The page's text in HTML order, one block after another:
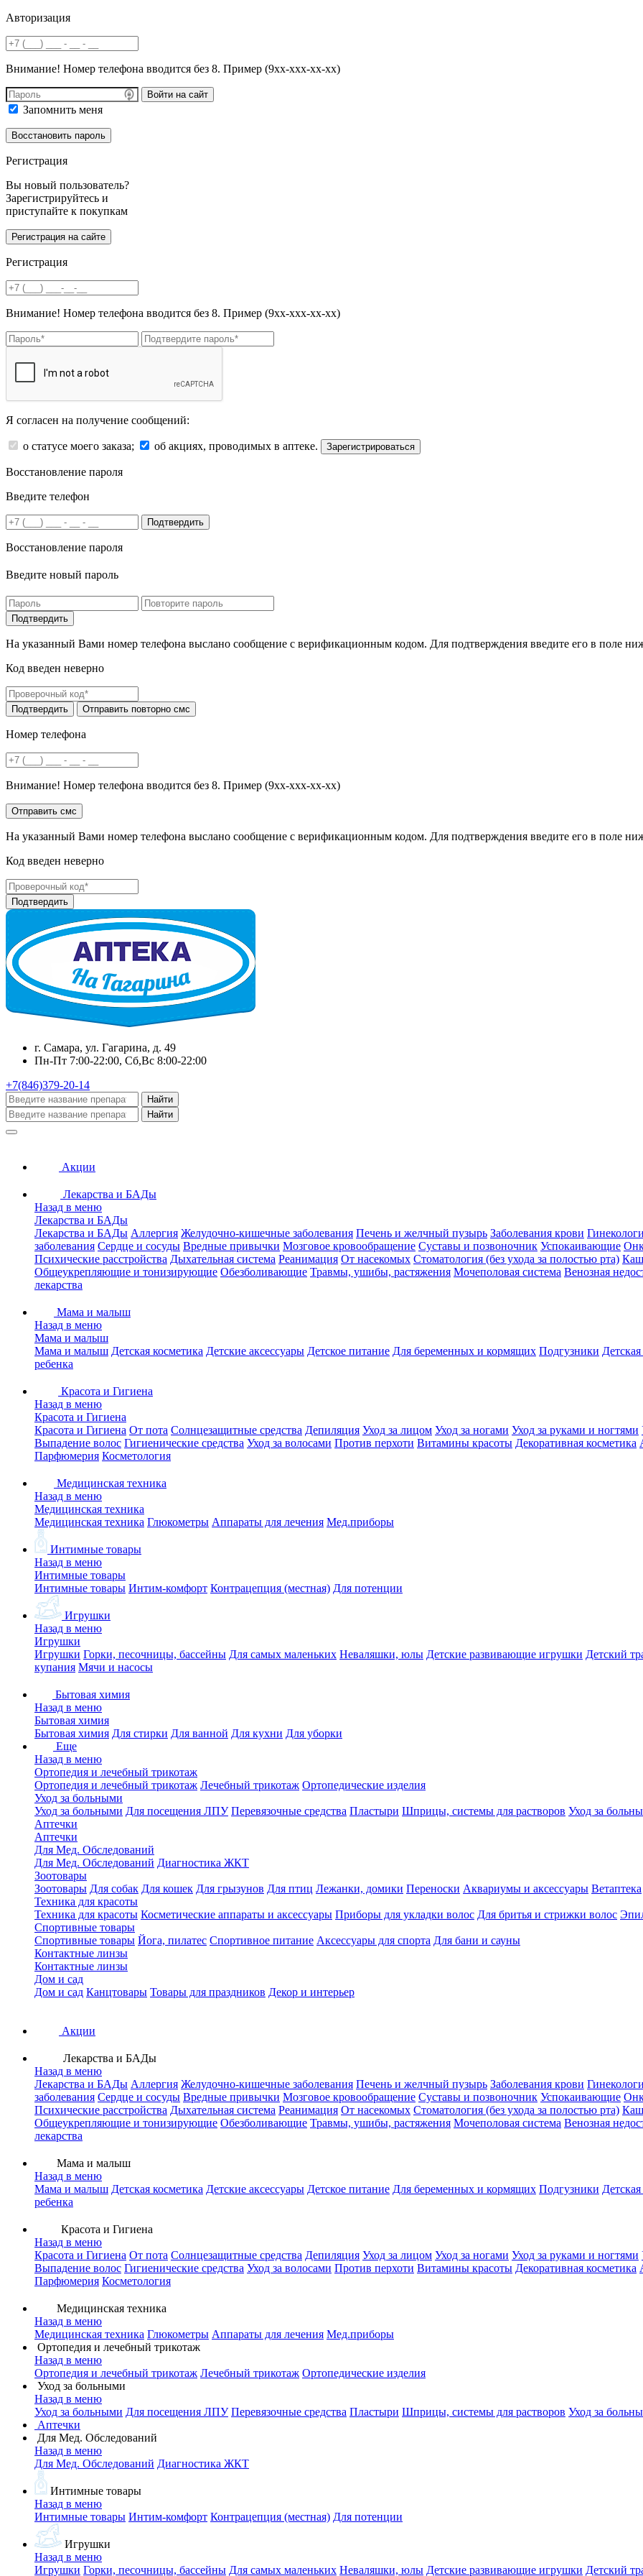
Авторизация
Внимание! Номер телефона вводится без 8. Пример (9хх-ххх-хх-хх)
Войти на сайт
Запомнить меня
Регистрация
Вы новый пользователь?
Зарегистрируйтесь и
приступайте к покупкам
Регистрация
Внимание! Номер телефона вводится без 8. Пример (9хх-ххх-хх-хх)
Я согласен на получение сообщений:
о статусе моего заказа; об акциях, проводимых в аптеке. Зарегистрироваться
Восстановление пароля
Введите телефон
Подтвердить
Восстановление пароля
Введите новый пароль
На указанный Вами номер телефона выслано сообщение с верификационным кодом. Для подтверждения введите его в поле
Код введен неверно
Номер телефона
Внимание! Номер телефона вводится без 8. Пример (9хх-ххх-хх-хх)
На указанный Вами номер телефона выслано сообщение с верификационным кодом. Для подтверждения введите его в поле
Код введен неверно
г. Самара, ул. Гагарина, д. 49
Пн-Пт 7:00-22:00, Сб,Вс 8:00-22:00
+7(846)379-20-14
Найти
Найти
Акции
Лекарства и БАДы
Назад в меню
Лекарства и БАДы
Лекарства и БАДы Аллергия Желудочно-кишечные заболевания Печень и желчный пузырь Заболевания крови
заболевания Сердце и сосуды Вредные привычки Мозговое кровообращение Суставы и позвоночник Успокаивающие
Психические расстройства Дыхательная система Реанимация От насекомых Стоматология (без ухода за полостью рта)
Общеукрепляющие и тонизирующие Обезболивающие Травмы, ушибы, растяжения Мочеполовая система Венозная
лекарства
Мама и малыш
Назад в меню
Мама и малыш
Мама и малыш Детская косметика Детские аксессуары Детское питание Для беременных и кормящих Подгузники
ребенка
Красота и Гигиена
Назад в меню
Красота и Гигиена
Красота и Гигиена От пота Солнцезащитные средства Депиляция Уход за лицом Уход за ногами Уход за руками и ногтями
Выпадение волос Гигиенические средства Уход за волосами Против перхоти Витамины красоты Декоративная косметика
Парфюмерия Косметология
Медицинская техника
Назад в меню
Медицинская техника
Медицинская техника Глюкометры Аппараты для лечения Мед.приборы
Интимные товары
Назад в меню
Интимные товары
Интимные товары Интим-комфорт Контрацепция (местная) Для потенции
Игрушки
Назад в меню
Игрушки
Игрушки Горки, песочницы, бассейны Для самых маленьких Неваляшки, юлы Детские развивающие игрушки Детский
купания Мячи и насосы
Бытовая химия
Назад в меню
Бытовая химия
Бытовая химия Для стирки Для ванной Для кухни Для уборки
Еще
Назад в меню
Ортопедия и лечебный трикотаж
Ортопедия и лечебный трикотаж Лечебный трикотаж Ортопедические изделия
Уход за больными
Уход за больными Для посещения ЛПУ Перевязочные средства Пластыри Шприцы, системы для растворов Уход за
Аптечки
Аптечки
Для Мед. Обследований
Для Мед. Обследований Диагностика ЖКТ
Зоотовары
Зоотовары Для собак Для кошек Для грызунов Для птиц Лежанки, домики Переноски Аквариумы и аксессуары Ветаптека
Техника для красоты
Техника для красоты Косметические аппараты и аксессуары Приборы для укладки волос Для бритья и стрижки волос
Спортивные товары
Спортивные товары Йога, пилатес Спортивное питание Аксессуары для спорта Для бани и сауны
Контактные линзы
Контактные линзы
Дом и сад
Дом и сад Канцтовары Товары для праздников Декор и интерьер
Акции
Лекарства и БАДы
Назад в меню
Лекарства и БАДы Аллергия Желудочно-кишечные заболевания Печень и желчный пузырь Заболевания крови
заболевания Сердце и сосуды Вредные привычки Мозговое кровообращение Суставы и позвоночник Успокаивающие
Психические расстройства Дыхательная система Реанимация От насекомых Стоматология (без ухода за полостью рта)
Общеукрепляющие и тонизирующие Обезболивающие Травмы, ушибы, растяжения Мочеполовая система Венозная
лекарства
Мама и малыш
Назад в меню
Мама и малыш Детская косметика Детские аксессуары Детское питание Для беременных и кормящих Подгузники
ребенка
Красота и Гигиена
Назад в меню
Красота и Гигиена От пота Солнцезащитные средства Депиляция Уход за лицом Уход за ногами Уход за руками и ногтями
Выпадение волос Гигиенические средства Уход за волосами Против перхоти Витамины красоты Декоративная косметика
Парфюмерия Косметология
Медицинская техника
Назад в меню
Медицинская техника Глюкометры Аппараты для лечения Мед.приборы
Ортопедия и лечебный трикотаж
Назад в меню
Ортопедия и лечебный трикотаж Лечебный трикотаж Ортопедические изделия
Уход за больными
Назад в меню
Уход за больными Для посещения ЛПУ Перевязочные средства Пластыри Шприцы, системы для растворов Уход за
Аптечки
Для Мед. Обследований
Назад в меню
Для Мед. Обследований Диагностика ЖКТ
Интимные товары
Назад в меню
Интимные товары Интим-комфорт Контрацепция (местная) Для потенции
Игрушки
Назад в меню
Игрушки Горки, песочницы, бассейны Для самых маленьких Неваляшки, юлы Детские развивающие игрушки Детский